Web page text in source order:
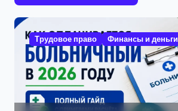
Трудовое право Финансы и деньги